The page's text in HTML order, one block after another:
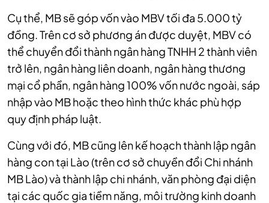
Cụ thể, MB sẽ góp vốn vào MBV tối đa 5.000 tỷ
đồng. Trên cơ sở phương án được duyệt, MBV có
thể chuyển đổi thành ngân hàng TNHH 2 thành viên
trở lên, ngân hàng liên doanh, ngân hàng thương
mại cổ phần, ngân hàng 100% vốn nước ngoài, sáp
nhập vào MB hoặc theo hình thức khác phù hợp
quy định pháp luật.
Cùng với đó, MB cũng lên kế hoạch thành lập ngân
hàng con tại Lào (trên cơ sở chuyền đổi Chi nhánh
MB Lào) và thành lập chi nhánh, văn phòng đại diện
tại các quốc gia tiềm năng, môi trường kinh doanh